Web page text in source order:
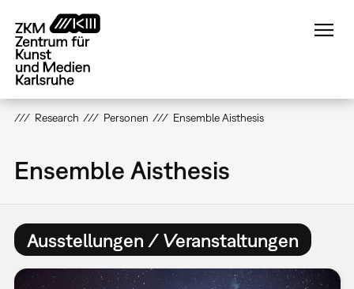
zum
Inhalt
Research Personen Ensemble Aisthesis
Ensemble Aisthesis
Ausstellungen / Veranstaltungen